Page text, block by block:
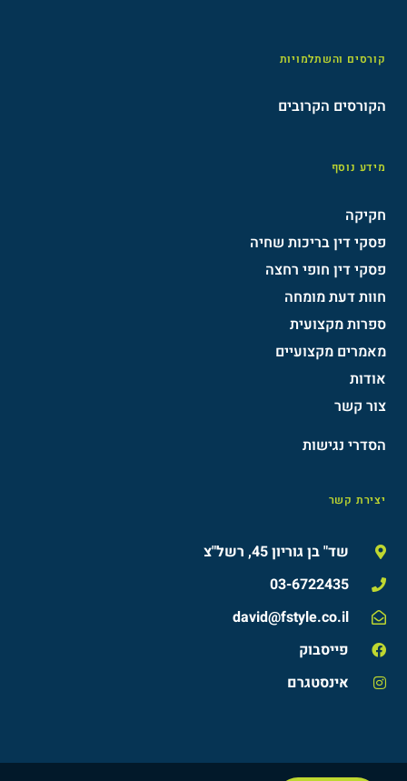
קורסים והשתלמויות
הקורסים הקרובים
מידע נוסף
חקיקה
פסקי דין בריכות שחיה
פסקי דין חופי רחצה
חוות דעת מומחה
ספרות מקצועית
מאמרים מקצועיים
אודות
צור קשר
הסדרי נגישות​
יצירת קשר
שד" בן גוריון 45, רשל"צ
03-6722435
david@fstyle.co.il
פייסבוק
אינסטגרם